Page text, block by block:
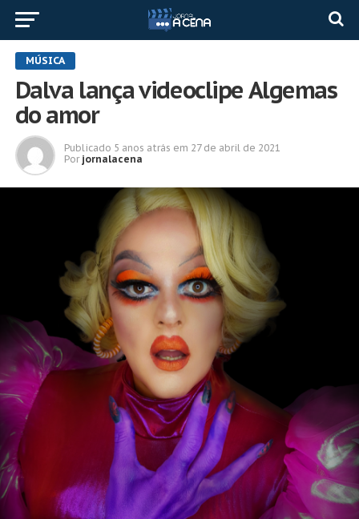
MÚSICA
Dalva lança videoclipe Algemas
do amor
Publicado 5 anos atrás em 27 de abril de 2021
Por jornalacena